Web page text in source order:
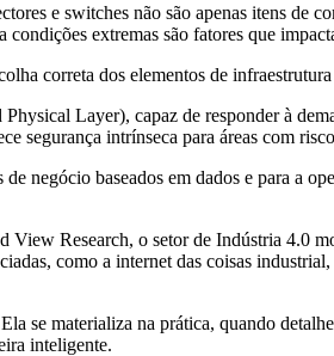
e switches não são apenas itens de
extremas são fatores que
correta dos elementos de
Layer), capaz de responder à
segurança intrínseca para áreas com
negócio baseados em dados e para a
Research, o setor de Indústria 4.0
como a internet das coisas
se materializa na prática, quando
inteligente.